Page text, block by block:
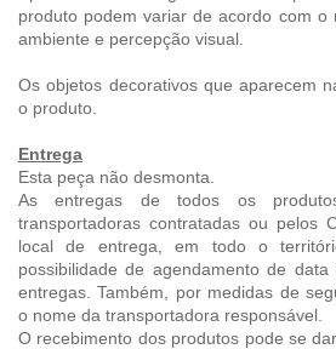
produto podem variar de acordo com o
ambiente e percepção visual.
Os objetos decorativos que aparecem
o produto.
Entrega
Esta peça não desmonta.
As entregas de todos os
transportadoras contratadas ou pelos
local de entrega, em todo o
possibilidade de agendamento de
entregas. Também, por medidas de
o nome da transportadora responsável.
O recebimento dos produtos pode se